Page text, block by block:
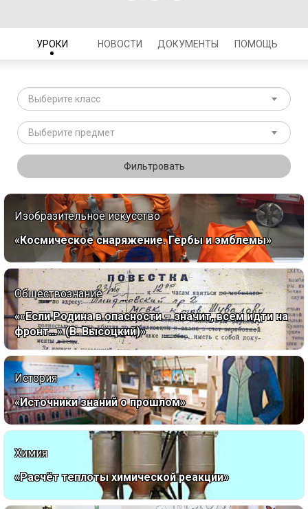
УРОКИ НОВОСТИ ДОКУМЕНТЫ ПОМОЩЬ
Выберите класс
Выберите предмет
Фильтровать
Изобразительное искусство
«Космическое снаряжение. Гербы и эмблемы»
Обществознание
««Если Родина в опасности – значит, всем идти на
фронт…» (В. Высоцкий)»
История
«Источники знаний о прошлом»
Химия
«Расчёт теплоты химической реакции»